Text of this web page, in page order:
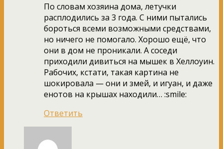
По словам хозяина дома, летучки
расплодились за 3 года. С ними пытались
бороться всеми возможными средствами,
но ничего не помогало. Хорошо ещё, что
они в дом не проникали. А соседи
приходили дивиться на мышек в Хеллоуин.
Рабочих, кстати, такая картина не
шокировала — они и змей, и игуан, и даже
енотов на крышах находили… :smile:
Ответить